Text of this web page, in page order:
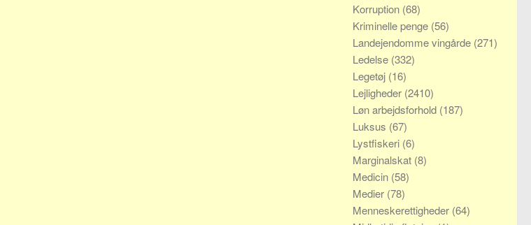
Korruption (68)
Kriminelle penge (56)
Landejendomme vingårde (271)
Ledelse (332)
Legetøj (16)
Lejligheder (2410)
Løn arbejdsforhold (187)
Luksus (67)
Lystfiskeri (6)
Marginalskat (8)
Medicin (58)
Medier (78)
Menneskerettigheder (64)